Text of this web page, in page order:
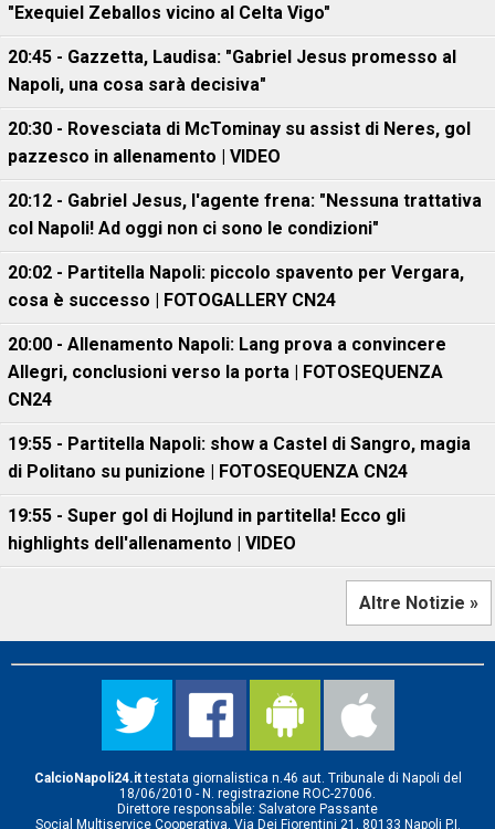
"Exequiel Zeballos vicino al Celta Vigo"
20:45 - Gazzetta, Laudisa: "Gabriel Jesus promesso al
Napoli, una cosa sarà decisiva"
20:30 - Rovesciata di McTominay su assist di Neres, gol
pazzesco in allenamento | VIDEO
20:12 - Gabriel Jesus, l'agente frena: "Nessuna trattativa
col Napoli! Ad oggi non ci sono le condizioni"
20:02 - Partitella Napoli: piccolo spavento per Vergara,
cosa è successo | FOTOGALLERY CN24
20:00 - Allenamento Napoli: Lang prova a convincere
Allegri, conclusioni verso la porta | FOTOSEQUENZA
CN24
19:55 - Partitella Napoli: show a Castel di Sangro, magia
di Politano su punizione | FOTOSEQUENZA CN24
19:55 - Super gol di Hojlund in partitella! Ecco gli
highlights dell'allenamento | VIDEO
Altre Notizie »
CalcioNapoli24.ittestata giornalistica n.46 aut. Tribunale di Napoli del
18/06/2010 - N. registrazione ROC-27006.
Direttore responsabile: Salvatore Passante
Social Multiservice Cooperativa, Via Dei Fiorentini 21, 80133 Napoli P.I.